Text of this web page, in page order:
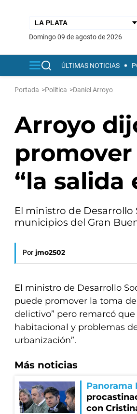
domingo 09 de agosto de 2026
ÚLTIMAS NOTICIAS
Portada >Política >Daniel Arroyo
Arroyo
“la salida
El ministro de
municipios del Gran
Por jmo2502
El ministro de Desarrollo
puede promover la toma
delictivo” pero remarcó
habitacional y problemas
urbanización”.
Más noticias
Panorama
con